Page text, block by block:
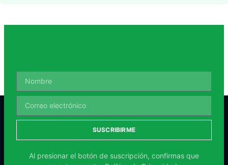
SUSCRIBIRME
Al presionar el botón de suscripción, confirmas que